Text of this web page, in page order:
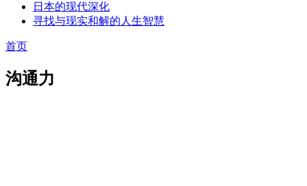
日本的现代深化
寻找与现实和解的人生智慧
首页
沟通力